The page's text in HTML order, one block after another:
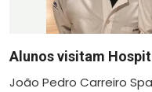
Alunos visitam
João Pedro Carreiro